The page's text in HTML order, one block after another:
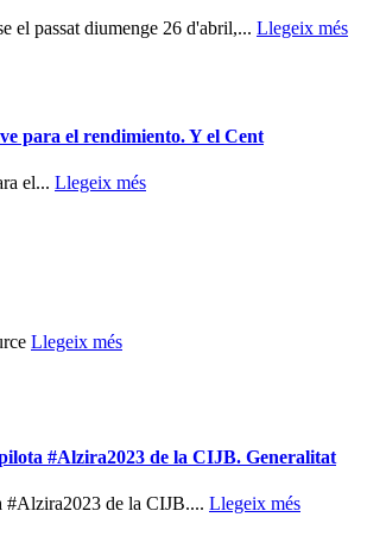
el passat diumenge 26 d'abril,... Llegeix més
para el rendimiento. Y el Cent
el... Llegeix més
Llegeix més
#Alzira2023 de la CIJB. Generalitat
#Alzira2023 de la CIJB.... Llegeix més